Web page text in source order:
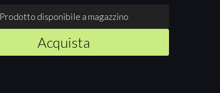
Prodotto disponibile a magazzino
Acquista